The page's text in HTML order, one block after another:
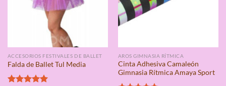
ACCESORIOS FESTIVALES DE BALLET
Falda de Ballet Tul Media
AROS GIMNASIA RÍTMICA
Cinta Adhesiva Camaleón
Gimnasia Rítmica Amaya Sport